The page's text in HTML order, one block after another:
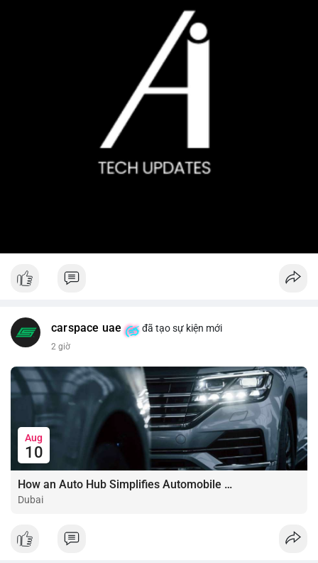
carspace uae đã tạo sự kiện mới
2 giờ
Aug
10
How an Auto Hub Simplifies Automobile Buying Services
Dubai